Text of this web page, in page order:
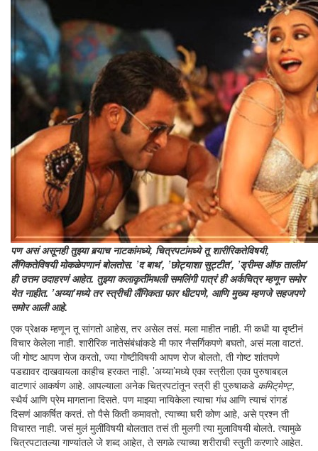
पण असं असूनही तुझ्या बर्‍याच नाटकांमध्ये, चित्रपटांमध्ये तू शारीरिकतेविषयी,
लैंगिकतेविषयी मोकळेपणानं बोलतोस. ’द बाथ’, ’छोट्याशा सुट्टीत’, ’ड्रीम्स ऑफ तालीम’
ही उत्तम उदाहरणं आहेत. तुझ्या कलाकृतींमधली समलिंगी पात्रं ही अर्कचित्र म्हणून समोर
येत नाहीत. ’अय्या’मध्ये तर स्त्रीची लैंगिकता फार धीटपणे, आणि मुख्य म्हणजे सहजपणे
समोर आली आहे.
एक प्रेक्षक म्हणून तू सांगतो आहेस, तर असेल तसं. मला माहीत नाही. मी कधी या दृष्टीनं
विचार केलेला नाही. शारीरिक नातेसंबंधांकडे मी फार नैसर्गिकपणे बघतो, असं मला वाटतं.
जी गोष्ट आपण रोज करतो, ज्या गोष्टीविषयी आपण रोज बोलतो, ती गोष्ट शांतपणे
पडद्यावर दाखवायला काहीच हरकत नाही. ’अय्या’मध्ये एका स्त्रीला एका पुरुषाबद्दल
वाटणारं आकर्षण आहे. आपल्याला अनेक चित्रपटांतून स्त्री ही पुरुषाकडे कमिट्‌मेण्ट्‍,
स्थैर्य आणि प्रेम मागताना दिसते. पण माझ्या नायिकेला त्याचा गंध आणि त्याचं रांगडं
दिसणं आकर्षित करतं. तो पैसे किती कमावतो, त्याच्या घरी कोण आहे, असे प्रश्न ती
विचारत नाही. जसं मुलं मुलींविषयी बोलतात तसं ती मुलगी त्या मुलाविषयी बोलते. त्यामुळे
चित्रपटातल्या गाण्यांतले जे शब्द आहेत, ते सगळे त्याच्या शरीराची स्तुती करणारे आहेत.